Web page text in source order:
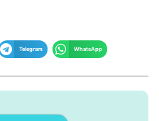
Telegram WhatsApp